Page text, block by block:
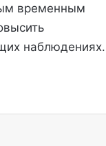
временным
наблюдениях.